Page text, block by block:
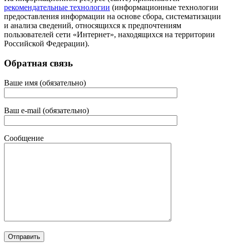
рекомендательные технологии (информационные технологии
предоставления информации на основе сбора, систематизации
и анализа сведений, относящихся к предпочтениям
пользователей сети «Интернет», находящихся на территории
Российской Федерации).
Обратная связь
Ваше имя (обязательно)
Ваш e-mail (обязательно)
Сообщение